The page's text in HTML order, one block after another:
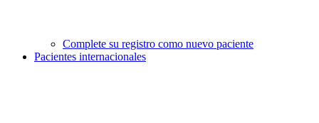
Complete su registro como nuevo paciente
Pacientes internacionales